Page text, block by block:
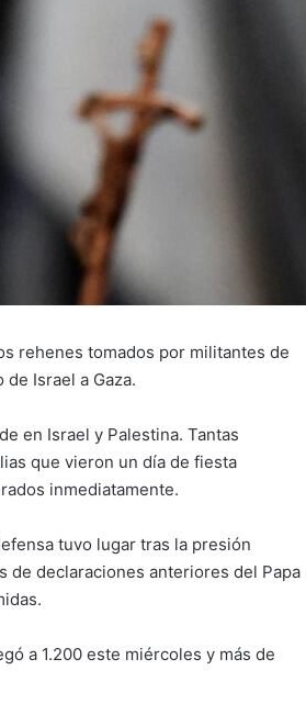
rehenes tomados por militantes de
Israel a Gaza.
en Israel y Palestina. Tantas
que vieron un día de fiesta
inmediatamente.
tuvo lugar tras la presión
de declaraciones anteriores del Papa
a 1.200 este miércoles y más de